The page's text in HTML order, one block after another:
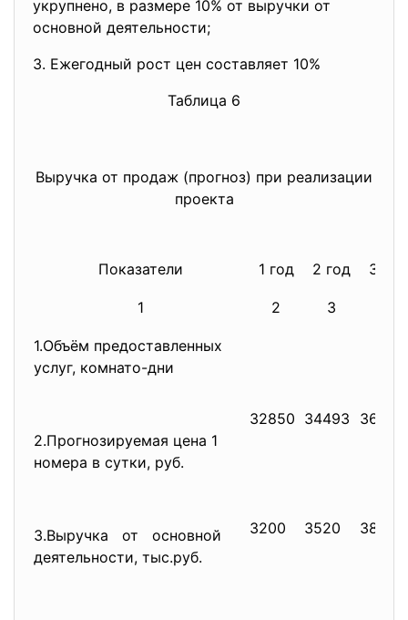
укрупнено, в размере 10% от выручки от
основной деятельности;
3. Ежегодный рост цен составляет 10%
Таблица 6
Выручка от продаж (прогноз) при реализации
проекта
Показатели 1 год 2 год 3 год
1 2 3
1.Объём предоставленных
услуг, комнато-дни
2.Прогнозируемая цена 1
номера в сутки, руб.
3.Выручка от основной
деятельности, тыс.руб.
32850
3200
34493
3520
36217
3872